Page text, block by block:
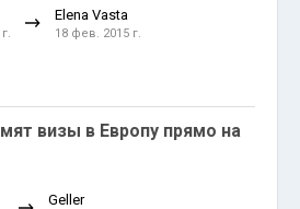
Elena Vasta
18 фев. 2015 г.
визы в Европу прямо на
Geller